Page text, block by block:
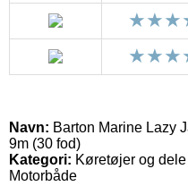
Navn: Barton Marine Lazy
9m (30 fod)
Kategori: Køretøjer og
Motorbåde